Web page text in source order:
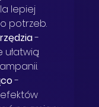
lepiej
potrzeb.
-
ułatwią
-